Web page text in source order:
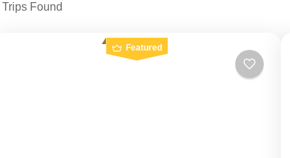
Trips Found
Featured